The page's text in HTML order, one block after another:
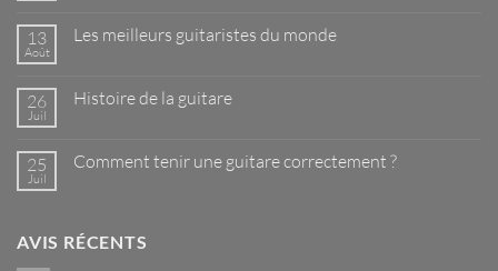
Capodastre
Ce
que
savoir
13
Août
Les meilleurs guitaristes du monde
Les
monde
26
Juil
Histoire de la guitare
Histoire
25
Juil
Comment tenir une guitare correctement ?
tenir
AVIS RÉCENTS